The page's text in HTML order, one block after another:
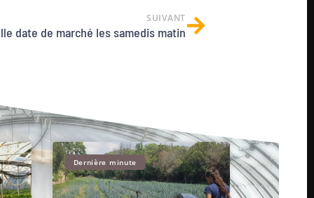
SUIVANT
date de marché les samedis matin
Dernière minute